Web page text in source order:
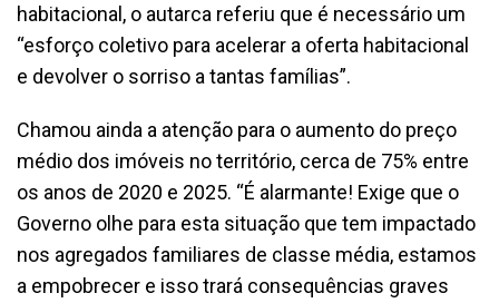
habitacional, o autarca referiu que é necessário um
“esforço coletivo para acelerar a oferta habitacional
e devolver o sorriso a tantas famílias”.
Chamou ainda a atenção para o aumento do preço
médio dos imóveis no território, cerca de 75% entre
os anos de 2020 e 2025. “É alarmante! Exige que o
Governo olhe para esta situação que tem impactado
nos agregados familiares de classe média, estamos
a empobrecer e isso trará consequências graves